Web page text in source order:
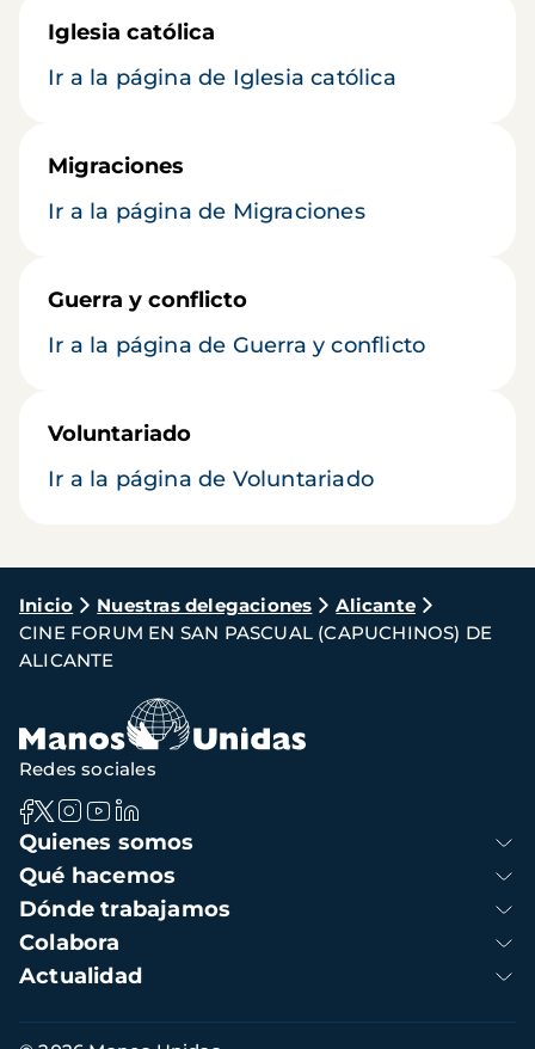
Iglesia católica
Ir a la página de Iglesia católica
Migraciones
Ir a la página de Migraciones
Guerra y conflicto
Ir a la página de Guerra y conflicto
Voluntariado
Ir a la página de Voluntariado
Ruta
de
navegación
Inicio Nuestras delegaciones
Alicante
CINE FORUM EN SAN PASCUAL (CAPUCHINOS) DE
ALICANTE
Navegación
principal
Quienes somos
Qué hacemos
Dónde trabajamos
Colabora
Actualidad
Redes sociales